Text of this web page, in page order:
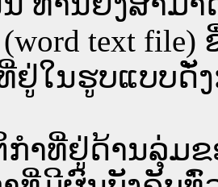
text
ຢູ່ໃນຮູບແບບດັ່
ຳທີ່ຢູ່ດ້ານລຸ່ມ